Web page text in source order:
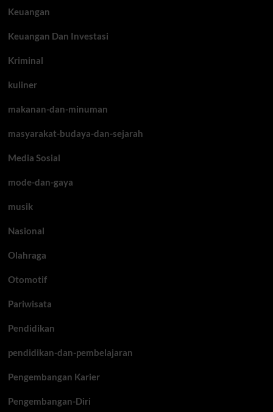
Keuangan
Keuangan Dan Investasi
Kriminal
kuliner
makanan-dan-minuman
masyarakat-budaya-dan-sejarah
Media Sosial
mode-dan-gaya
musik
Nasional
Olahraga
Otomotif
Pariwisata
Pendidikan
pendidikan-dan-pembelajaran
Pengembangan Karier
Pengembangan-Diri